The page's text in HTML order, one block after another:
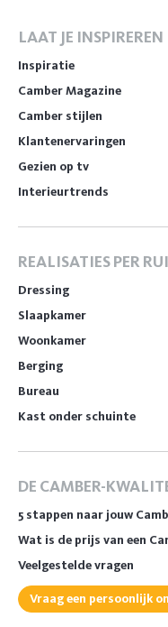
LAAT JE INSPIREREN
Inspiratie
Camber Magazine
Camber stijlen
Klantenervaringen
Gezien op tv
Interieurtrends
REALISATIES PER
Dressing
Slaapkamer
Woonkamer
Berging
Bureau
Kast onder schuinte
DE CAMBER-
5 stappen naar jouw
Wat is de prijs van een
Veelgestelde vragen
Vraag een persoonlijk